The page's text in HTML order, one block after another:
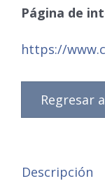
Página de
https://
Regresar
Descripción